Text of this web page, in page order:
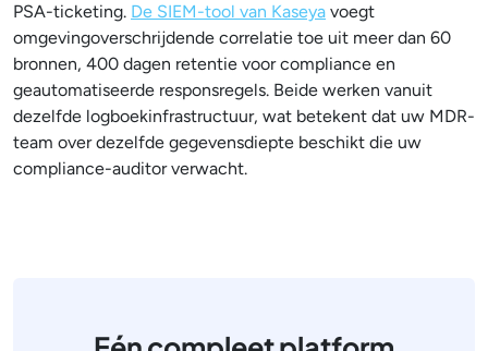
PSA-ticketing. De SIEM-tool van Kaseya voegt
omgevingoverschrijdende correlatie toe uit meer dan 60
bronnen, 400 dagen retentie voor compliance en
geautomatiseerde responsregels. Beide werken vanuit
dezelfde logboekinfrastructuur, wat betekent dat uw MDR-
team over dezelfde gegevensdiepte beschikt die uw
compliance-auditor verwacht.